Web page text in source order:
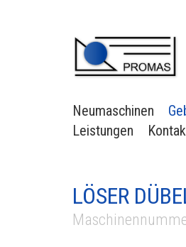
Neumaschinen
Leistungen
LÖSER